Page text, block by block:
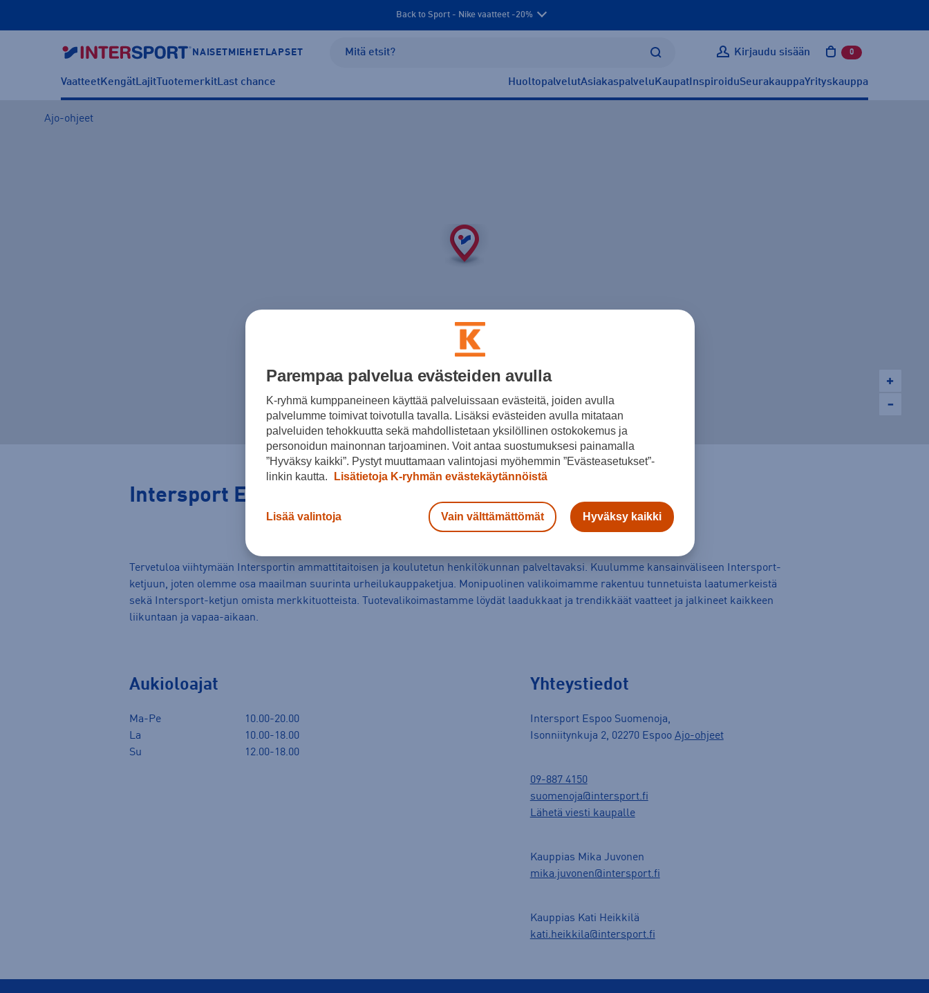
Back to Sport - Nike vaatteet -20%
NAISET MIEHET LAPSET Kirjaudu sisään 0 tuotetta
VaatteetKengätLajitTuotemerkitLast chance HuoltopalvelutAsiakaspalvelu Kaupat InspiroiduSeurakauppaYrityskauppa
Ajo-ohjeet
Intersport Espoo Suomenoja
Tervetuloa viihtymään Intersportin ammattitaitoisen ja koulutetun henkilökunnan palveltavaksi. Kuulumme kansainväliseen Intersport-
ketjuun, joten olemme osa maailman suurinta urheilukauppaketjua. Monipuolinen valikoimamme rakentuu tunnetuista laatumerkeistä
sekä Intersport-ketjun omista merkkituotteista. Tuotevalikoimastamme löydät laadukkaat ja trendikkäät vaatteet ja jalkineet kaikkeen
liikuntaan ja vapaa-aikaan.
Aukioloajat
Ma-Pe
10.00-20.00
La
10.00-18.00
Su
12.00-18.00
Yhteystiedot
Intersport Espoo Suomenoja,
Isonniitynkuja 2, 02270 Espoo Ajo-ohjeet
09-887 4150
suomenoja@intersport.fi
Lähetä viesti kaupalle
Kauppias Mika Juvonen
mika.juvonen@intersport.fi
Kauppias Kati Heikkilä
kati.heikkila@intersport.fi
Parempaa palvelua evästeiden avulla
K-ryhmä kumppaneineen käyttää palveluissaan evästeitä, joiden avulla
palvelumme toimivat toivotulla tavalla. Lisäksi evästeiden avulla mitataan
palveluiden tehokkuutta sekä mahdollistetaan yksilöllinen ostokokemus ja
personoidun mainonnan tarjoaminen. Voit antaa suostumuksesi painamalla
”Hyväksy kaikki”. Pystyt muuttamaan valintojasi myöhemmin ”Evästeasetukset”-
linkin kautta.
Lisätietoja K-ryhmän evästekäytännöistä
Lisää valintoja Vain välttämättömät Hyväksy kaikki